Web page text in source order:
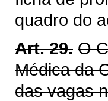
quadro do
Art. 29. O
Médica da
das vagas